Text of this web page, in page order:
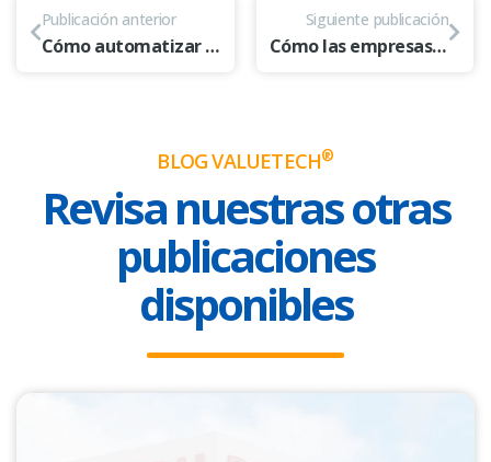
Publicación anterior
Cómo automatizar Cuentas por Pagar y ganar eficiencia con DocuWare
Siguiente publicación
Cómo las empresas de consumo masivo están cobrando más rápido gracias a la IA
BLOG VALUETECH®
Revisa nuestras otras
publicaciones
disponibles